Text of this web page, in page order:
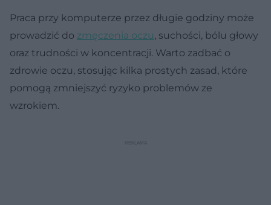
Praca przy komputerze przez długie godziny może
prowadzić do zmęczenia oczu, suchości, bólu głowy
oraz trudności w koncentracji. Warto zadbać o
zdrowie oczu, stosując kilka prostych zasad, które
pomogą zmniejszyć ryzyko problemów ze
wzrokiem.